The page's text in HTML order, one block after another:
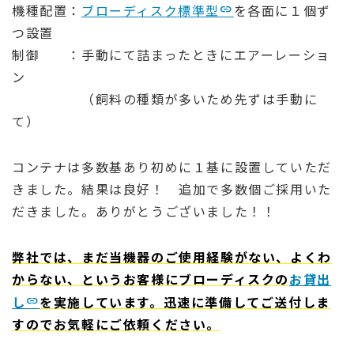
機種配置： ブローディスク標準型
を各面に１個ず
つ設置
制御 ：手動にて詰まったときにエアーレーショ
ン
（飼料の種類が多いため先ずは手動に
て）
コンテナは多数基あり初めに１基に設置していただ
きました。結果は良好！ 追加で多数個ご採用いた
だきました。ありがとうございました！！
弊社では、まだ当機器のご使用経験がない、よくわ
からない、というお客様にブローディスクのお貸出
し
を実施しています。迅速に準備してご送付しま
すのでお気軽にご依頼ください。